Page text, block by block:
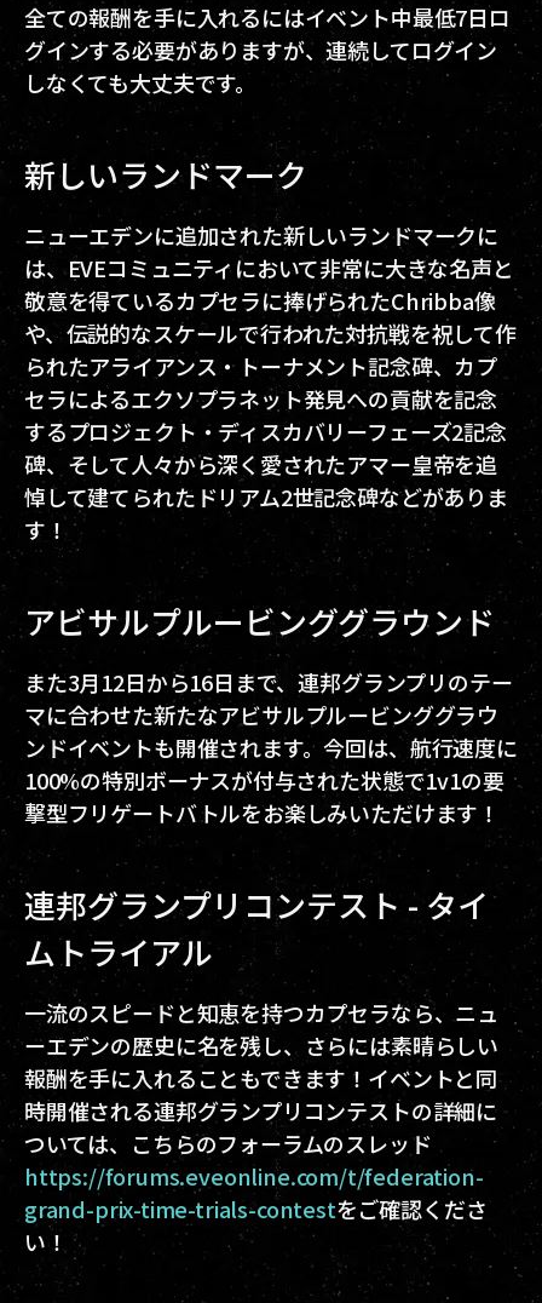
全ての報酬を手に入れるにはイベント中最低7日ロ
グインする必要がありますが、連続してログイン
しなくても大丈夫です。
新しいランドマーク
ニューエデンに追加された新しいランドマークに
は、EVEコミュニティにおいて非常に大きな名声と
敬意を得ているカプセラに捧げられたChribba像
や、伝説的なスケールで行われた対抗戦を祝して作
られたアライアンス・トーナメント記念碑、カプ
セラによるエクソプラネット発見への貢献を記念
するプロジェクト・ディスカバリーフェーズ2記念
碑、そして人々から深く愛されたアマー皇帝を追
悼して建てられたドリアム2世記念碑などがありま
す！
アビサルプルービンググラウンド
また3月12日から16日まで、連邦グランプリのテー
マに合わせた新たなアビサルプルービンググラウ
ンドイベントも開催されます。今回は、航行速度に
100%の特別ボーナスが付与された状態で1v1の要
撃型フリゲートバトルをお楽しみいただけます！
連邦グランプリコンテスト - タイ
ムトライアル
一流のスピードと知恵を持つカプセラなら、ニュ
ーエデンの歴史に名を残し、さらには素晴らしい
報酬を手に入れることもできます！イベントと同
時開催される連邦グランプリコンテストの詳細に
ついては、こちらのフォーラムのスレッド
https://forums.eveonline.com/t/federation-
grand-prix-time-trials-contestをご確認くださ
い！